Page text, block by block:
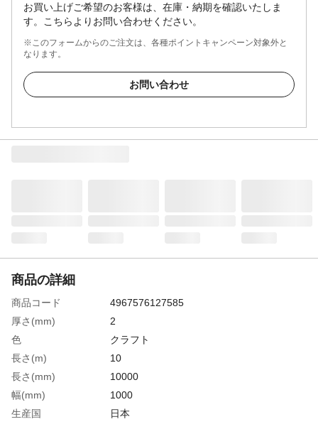
お買い上げご希望のお客様は、在庫・納期を確認いたしま
す。こちらよりお問い合わせください。
※このフォームからのご注文は、各種ポイントキャンペーン対象外と
なります。
お問い合わせ
商品の詳細
商品コード
4967576127585
厚さ(mm)
2
色
クラフト
長さ(m)
10
長さ(mm)
10000
幅(mm)
1000
生産国
日本